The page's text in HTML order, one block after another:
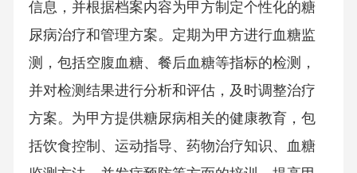
信息，并根据档案内容为甲方制定个性化的糖
尿病治疗和管理方案。定期为甲方进行血糖监
测，包括空腹血糖、餐后血糖等指标的检测，
并对检测结果进行分析和评估，及时调整治疗
方案。为甲方提供糖尿病相关的健康教育，包
括饮食控制、运动指导、药物治疗知识、血糖